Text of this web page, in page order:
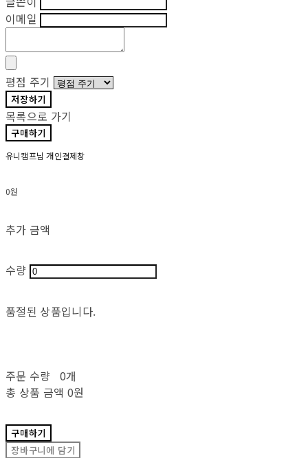
이메일
평점 주기
저장하기
목록으로 가기
구매하기
유니캠프님 개인결제창
0원
추가 금액
수량
품절된 상품입니다.
주문 수량
0개
총 상품 금액 0원
구매하기
장바구니에 담기